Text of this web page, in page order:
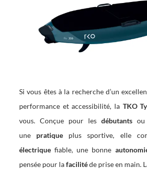
Si vous êtes à la recherche d’un
performance et accessibilité, la TKO
vous. Conçue pour les débutants
une pratique plus sportive, elle
électrique fiable, une bonne
pensée pour lafacilitéde prise en main.